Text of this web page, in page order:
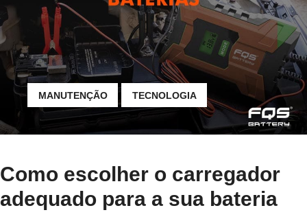
MANUTENÇÃO TECNOLOGIA
Como escolher o carregador
adequado para a sua bateria